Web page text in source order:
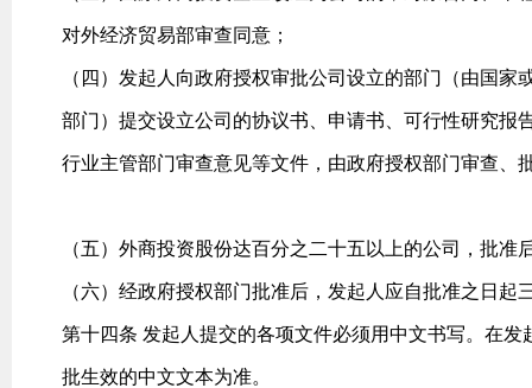
对外经济贸易部审查同意；
（四）发起人向政府授权审批公司设立的部门（由国
部门）提交设立公司的协议书、申请书、可行性研究报
行业主管部门审查意见等文件，由政府授权部门审查、
（五）外商投资股份达百分之二十五以上的公司，批
（六）经政府授权部门批准后，发起人应自批准之日
第十四条 发起人提交的各项文件必须用中文书写。在
批生效的中文文本为准。